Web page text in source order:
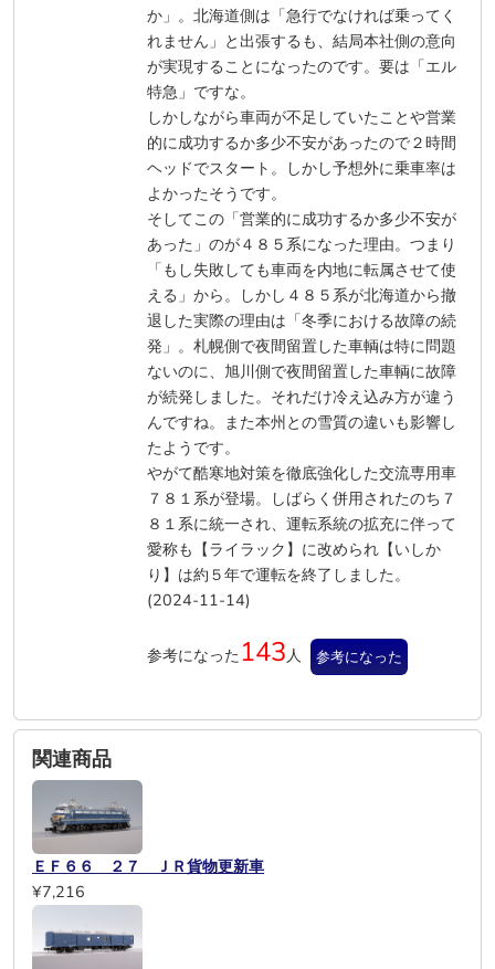
か」。北海道側は「急行でなければ乗ってく
れません」と出張するも、結局本社側の意向
が実現することになったのです。要は「エル
特急」ですな。
しかしながら車両が不足していたことや営業
的に成功するか多少不安があったので２時間
ヘッドでスタート。しかし予想外に乗車率は
よかったそうです。
そしてこの「営業的に成功するか多少不安が
あった」のが４８５系になった理由。つまり
「もし失敗しても車両を内地に転属させて使
える」から。しかし４８５系が北海道から撤
退した実際の理由は「冬季における故障の続
発」。札幌側で夜間留置した車輌は特に問題
ないのに、旭川側で夜間留置した車輌に故障
が続発しました。それだけ冷え込み方が違う
んですね。また本州との雪質の違いも影響し
たようです。
やがて酷寒地対策を徹底強化した交流専用車
７８１系が登場。しばらく併用されたのち７
８１系に統一され、運転系統の拡充に伴って
愛称も【ライラック】に改められ【いしか
り】は約５年で運転を終了しました。
(2024-11-14)
参考になった 143人 参考になった
関連商品
ＥＦ６６ ２７ ＪＲ貨物更新車
¥7,216